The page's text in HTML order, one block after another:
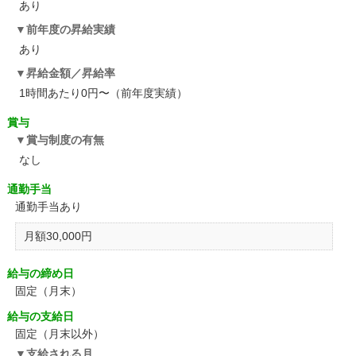
あり
前年度の昇給実績
あり
昇給金額／昇給率
1時間あたり0円〜（前年度実績）
賞与
賞与制度の有無
なし
通勤手当
通勤手当あり
月額30,000円
給与の締め日
固定（月末）
給与の支給日
固定（月末以外）